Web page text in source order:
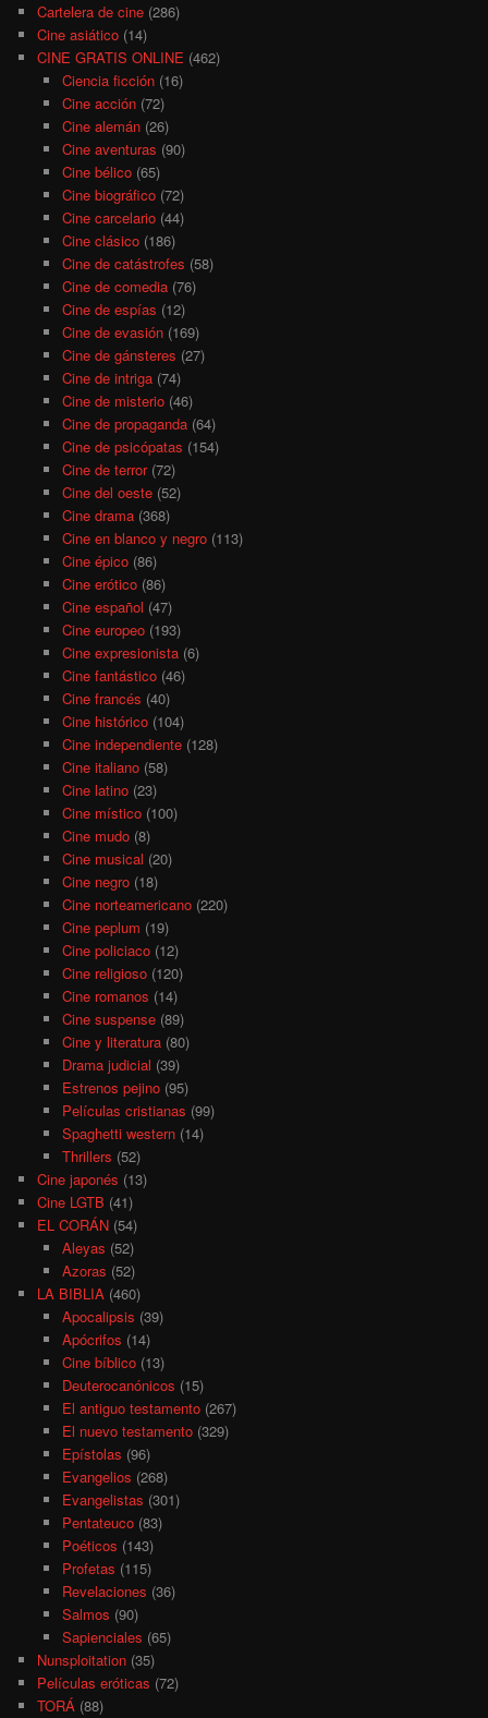
Cartelera de cine (286)
Cine asiático (14)
CINE GRATIS ONLINE (462)
Ciencia ficción(16)
Cine acción(72)
Cine alemán(26)
Cine aventuras (90)
Cine bélico(65)
Cine biográfico(72)
Cine carcelario(44)
Cine clásico(186)
Cine de catástrofes (58)
Cine de comedia(76)
Cine de espías (12)
Cine de evasión(169)
Cine de gánsteres (27)
Cine de intriga(74)
Cine de misterio(46)
Cine de propaganda(64)
Cine de psicópatas (154)
Cine de terror(72)
Cine del oeste(52)
Cine drama(368)
Cine en blanco y negro(113)
Cine épico(86)
Cine erótico(86)
Cine español (47)
Cine europeo(193)
Cine expresionista(6)
Cine fantástico(46)
Cine francés (40)
Cine histórico(104)
Cine independiente(128)
Cine italiano(58)
Cine latino(23)
Cine místico(100)
Cine mudo(8)
Cine musical (20)
Cine negro(18)
Cine norteamericano(220)
Cine peplum (19)
Cine policiaco(12)
Cine religioso(120)
Cine romanos (14)
Cine suspense(89)
Cine y literatura(80)
Drama judicial (39)
Estrenos pejino(95)
Películas cristianas (99)
Spaghetti western(14)
Thrillers (52)
Cine japonés (13)
Cine LGTB (41)
EL CORÁN (54)
Aleyas (52)
Azoras (52)
LA BIBLIA (460)
Apocalipsis (39)
Apócrifos (14)
Cine bíblico(13)
Deuterocanónicos (15)
El antiguo testamento(267)
El nuevo testamento(329)
Epístolas (96)
Evangelios (268)
Evangelistas (301)
Pentateuco(83)
Poéticos (143)
Profetas (115)
Revelaciones (36)
Salmos (90)
Sapienciales (65)
Nunsploitation (35)
Películas eróticas (72)
TORÁ (88)